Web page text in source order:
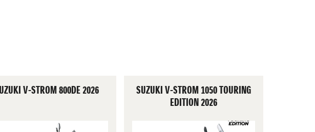
V-STROM 800DE 2026
SUZUKI V-STROM 1050 TOURING
EDITION 2026